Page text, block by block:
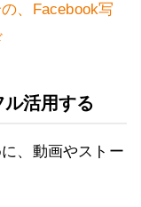
、Facebook写
活用する
、動画やストー